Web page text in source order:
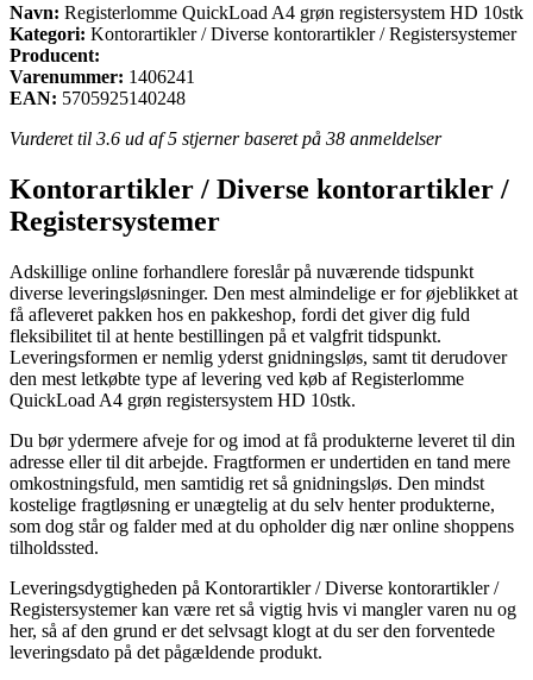
Navn: Registerlomme QuickLoad A4 grøn registersystem HD 10stk
Kategori: Kontorartikler / Diverse kontorartikler / Registersystemer
Producent:
Varenummer: 1406241
EAN: 5705925140248
Vurderet til 3.6 ud af 5 stjerner baseret på 38 anmeldelser
Kontorartikler / Diverse kontorartikler /
Registersystemer
Adskillige online forhandlere foreslår på nuværende tidspunkt
diverse leveringsløsninger. Den mest almindelige er for øjeblikket at
få afleveret pakken hos en pakkeshop, fordi det giver dig fuld
fleksibilitet til at hente bestillingen på et valgfrit tidspunkt.
Leveringsformen er nemlig yderst gnidningsløs, samt tit derudover
den mest letkøbte type af levering ved køb af Registerlomme
QuickLoad A4 grøn registersystem HD 10stk.
Du bør ydermere afveje for og imod at få produkterne leveret til din
adresse eller til dit arbejde. Fragtformen er undertiden en tand mere
omkostningsfuld, men samtidig ret så gnidningsløs. Den mindst
kostelige fragtløsning er unægtelig at du selv henter produkterne,
som dog står og falder med at du opholder dig nær online shoppens
tilholdssted.
Leveringsdygtigheden på Kontorartikler / Diverse kontorartikler /
Registersystemer kan være ret så vigtig hvis vi mangler varen nu og
her, så af den grund er det selvsagt klogt at du ser den forventede
leveringsdato på det pågældende produkt.